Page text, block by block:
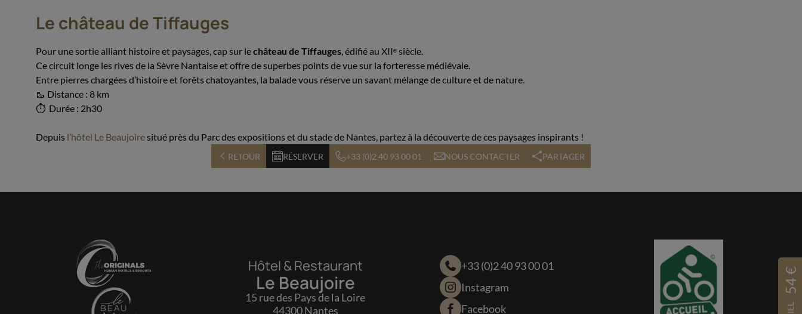
Le château de Tiffauges
Pour une sortie alliant histoire et paysages, cap sur lechâteau de Tiffauges, édifié au XIIᵉ siècle.
Ce circuit longe les rives de la Sèvre Nantaise et offre de superbes points de vue sur la forteresse médiévale.
Entre pierres chargées d’histoire et forêts chatoyantes, la balade vous réserve un savant mélange de culture et de nature.
🥾 Distance : 8 km
⏱ Durée : 2h30
Depuis l’hôtel Le Beaujoiresitué près du Parc des expositions et du stade de Nantes, partez à la découverte de ces paysages inspirants !
RETOUR RÉSERVER +33 (0)2 40 93 00 01 NOUS CONTACTER PARTAGER
Hôtel & Restaurant
Le Beaujoire
15 rue des Pays de la Loire
44300 Nantes
+33 (0)2 40 93 00 01
Instagram
Facebook
54 €